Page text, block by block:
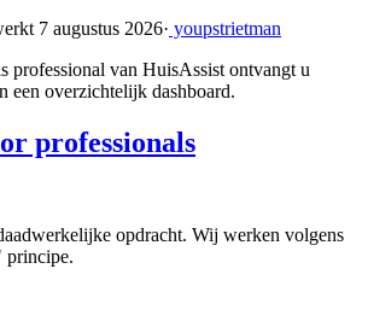
7 augustus 2026· youpstrietman
professional van HuisAssist ontvangt u
een overzichtelijk dashboard.
professionals
opdracht. Wij werken volgens
principe.